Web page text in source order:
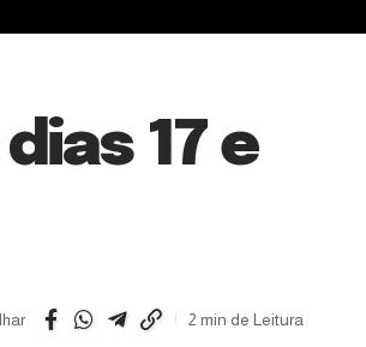
17 e
2 min de Leitura